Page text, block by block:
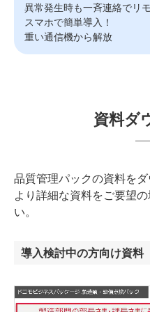
異常発生時も一斉連絡でリ
スマホで簡単導入！
重い通信機から解放
資料ダ
品質管理パックの資料をダ
より詳細な資料をご要望
い。
導入検討中の方向け資料​